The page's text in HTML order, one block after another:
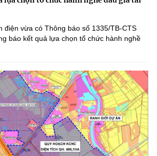
điện vừa có Thông báo số 1335/TB-CTS
báo kết quả lựa chọn tổ chức hành nghề